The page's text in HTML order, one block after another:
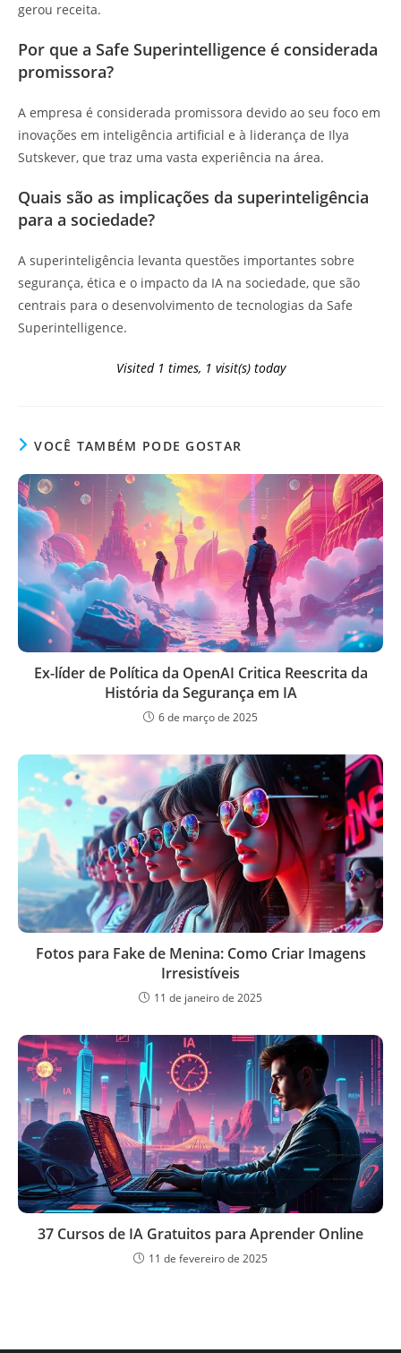
gerou receita.
Por que a Safe Superintelligence é considerada
promissora?
A empresa é considerada promissora devido ao seu foco em
inovações em inteligência artificial e à liderança de Ilya
Sutskever, que traz uma vasta experiência na área.
Quais são as implicações da superinteligência
para a sociedade?
A superinteligência levanta questões importantes sobre
segurança, ética e o impacto da IA na sociedade, que são
centrais para o desenvolvimento de tecnologias da Safe
Superintelligence.
Visited 1 times, 1 visit(s) today
VOCÊ TAMBÉM PODE GOSTAR
Ex-líder de Política da OpenAI Critica Reescrita da
História da Segurança em IA
6 de março de 2025
Fotos para Fake de Menina: Como Criar Imagens
Irresistíveis
11 de janeiro de 2025
37 Cursos de IA Gratuitos para Aprender Online
11 de fevereiro de 2025